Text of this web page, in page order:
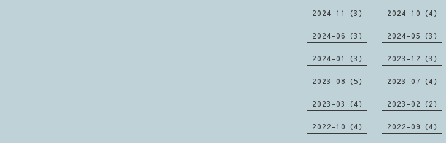
2024-11（3） 2024-10（4）
2024-06（3） 2024-05（3）
2024-01（3） 2023-12（3）
2023-08（5） 2023-07（4）
2023-03（4） 2023-02（2）
2022-10（4） 2022-09（4）